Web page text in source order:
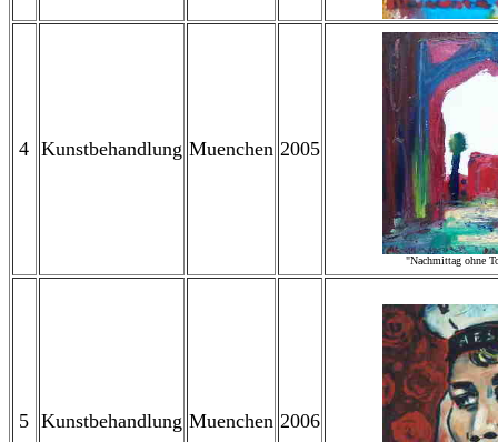
4 Kunstbehandlung Muenchen 2005
"Nachmittag ohne
5 Kunstbehandlung Muenchen 2006